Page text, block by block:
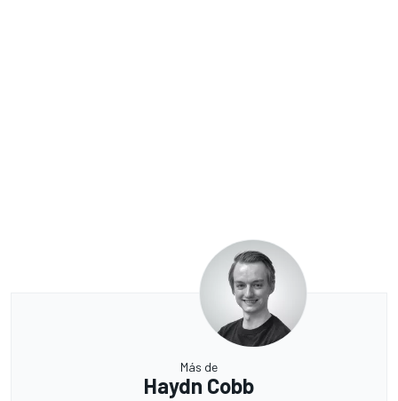
Más de
Haydn Cobb